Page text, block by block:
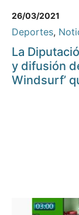
26/03/2021
Deportes,
La
y difusión
Windsurf’